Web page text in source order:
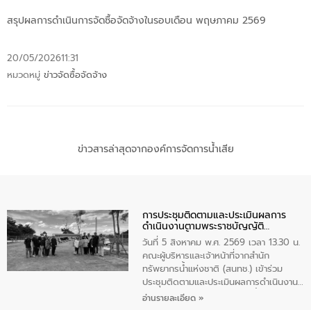
สรุปผลการดำเนินการจัดซื้อจัดจ้างในรอบเดือน พฤษภาคม 2569
20/05/202611:31
หมวดหมู่ ข่าวจัดซื้อจัดจ้าง
ข่าวสารล่าสุดจากองค์การจัดการน้ำเสีย
การประชุมติดตามและประเมินผลการ
ดำเนินงานตามพระราชบัญญัติ
ทรัพยากรน้ำ พ.ศ. 2561 ประจำ
ปีงบประมาณ พ.ศ. 2569
วันที่ 5 สิงหาคม พ.ศ. 2569 เวลา 13.30 น.
คณะผู้บริหารและเจ้าหน้าที่จากสำนัก
ทรัพยากรน้ำแห่งชาติ (สนทช.) เข้าร่วม
ประชุมติดตามและประเมินผลการดำเนินงาน
ตามพระราชบัญญัติทรัพยากรน้ำ พ.ศ. 2561
อ่านรายละเอียด »